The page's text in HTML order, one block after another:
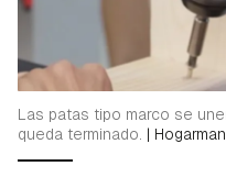
Las patas tipo marco se
queda terminado. |